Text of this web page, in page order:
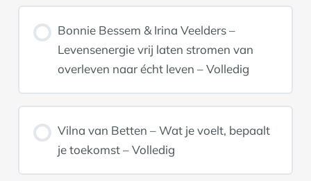
Bonnie Bessem & Irina Veelders –
Levensenergie vrij laten stromen van
overleven naar écht leven – Volledig
Vilna van Betten – Wat je voelt, bepaalt
je toekomst – Volledig